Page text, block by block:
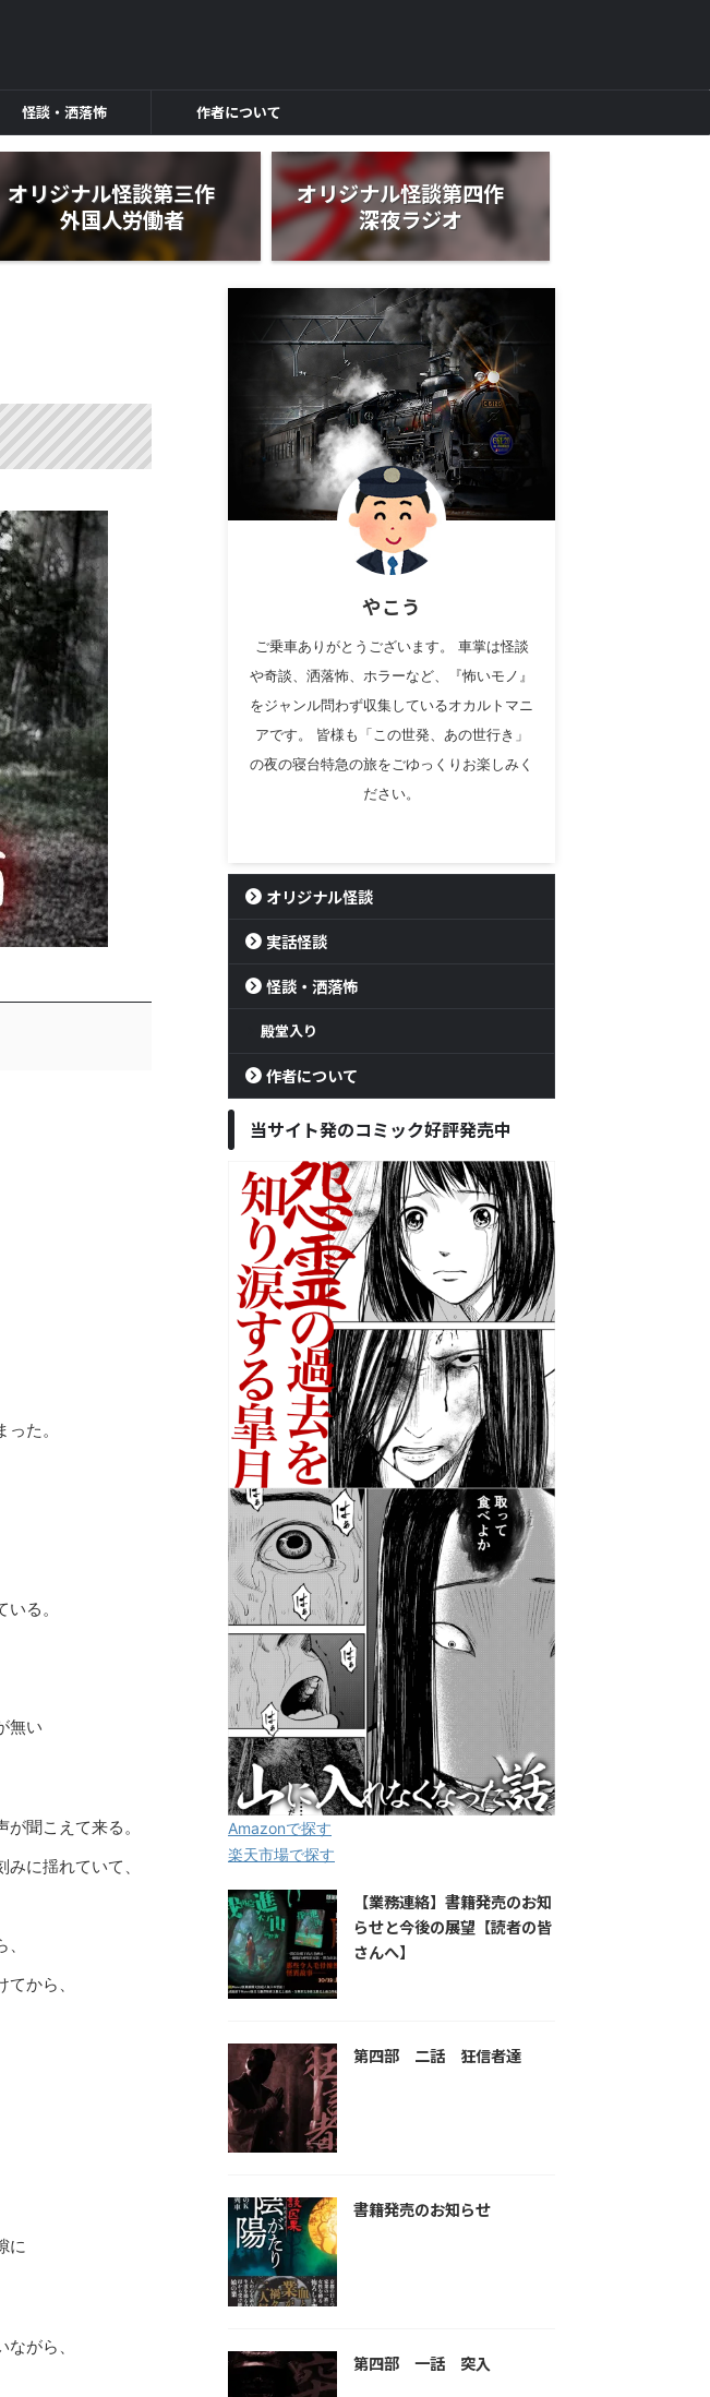
怪談・洒落怖 作者について
オリジナル怪談第三作
外国人労働者
オリジナル怪談第四作
深夜ラジオ
た。
る。
無い
聞こえて来る。
に揺れていて、
から、
に
がら、
やこう
ご乗車ありがとうございます。 車掌は怪談
や奇談、洒落怖、ホラーなど、『怖いモノ』
をジャンル問わず収集しているオカルトマニ
アです。 皆様も「この世発、あの世行き」
の夜の寝台特急の旅をごゆっくりお楽しみく
ださい。
オリジナル怪談
実話怪談
怪談・洒落怖
殿堂入り
作者について
当サイト発のコミック好評発売中
Amazonで探す
楽天市場で探す
【業務連絡】書籍発売のお知
らせと今後の展望【読者の皆
さんへ】
第四部 二話 狂信者達
書籍発売のお知らせ
第四部 一話 突入